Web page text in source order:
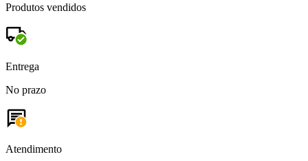
Produtos vendidos
Entrega
No prazo
Atendimento